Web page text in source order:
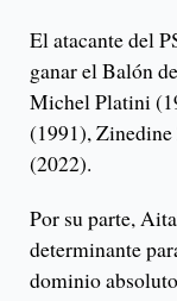
El atacante del
ganar el Balón
Michel Platini
(1991),
(2022).
Por su parte,
determinante
dominio